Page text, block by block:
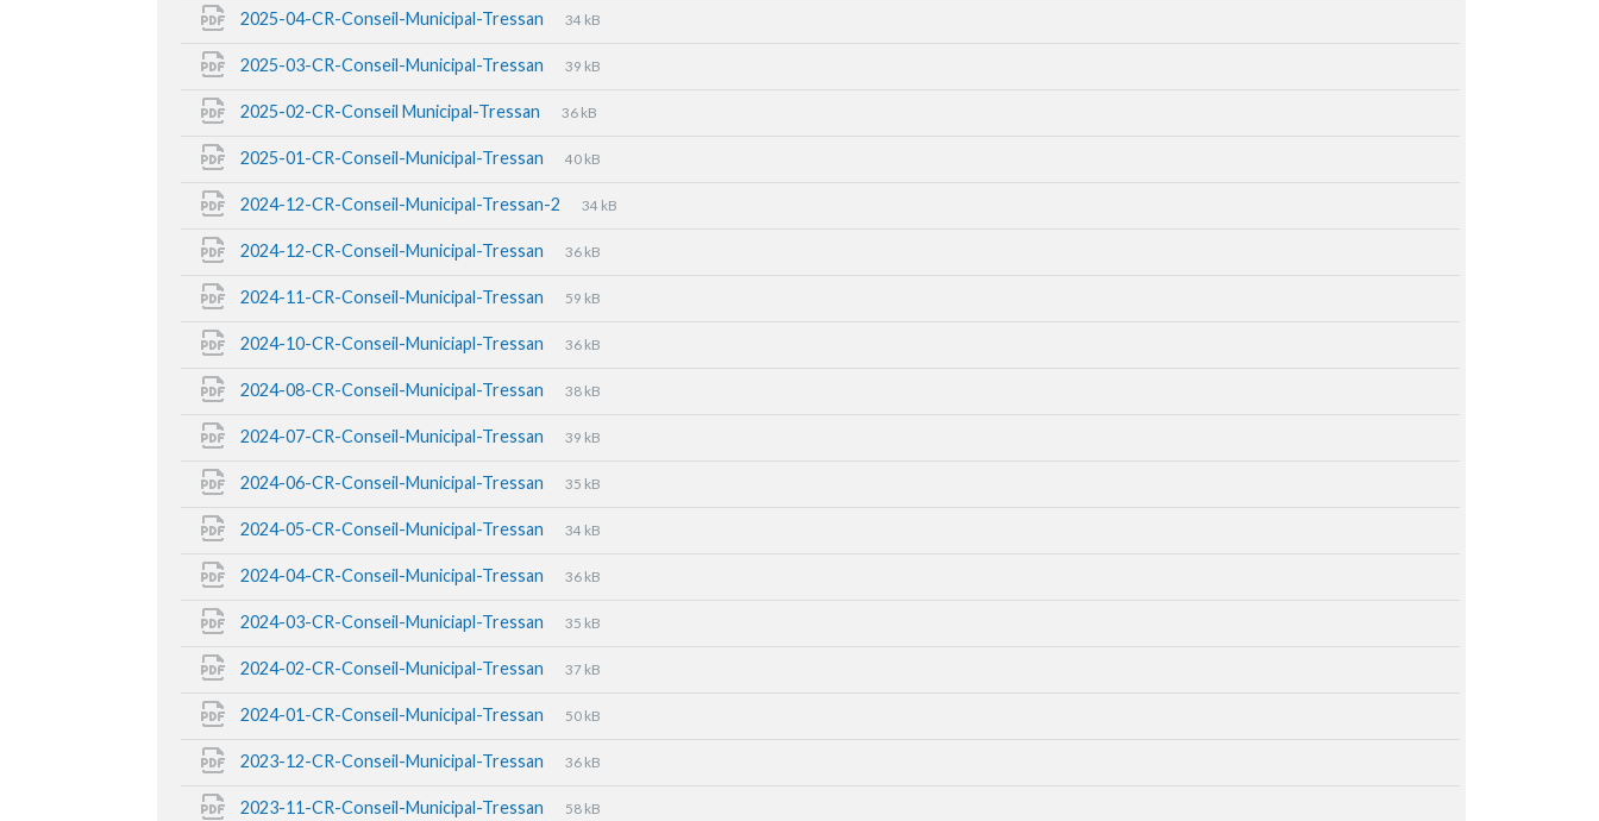
2025-04-CR-Conseil-Municipal-Tressan 34 kB
2025-03-CR-Conseil-Municipal-Tressan 39 kB
2025-02-CR-Conseil Municipal-Tressan 36 kB
2025-01-CR-Conseil-Municipal-Tressan 40 kB
2024-12-CR-Conseil-Municipal-Tressan-2 34 kB
2024-12-CR-Conseil-Municipal-Tressan 36 kB
2024-11-CR-Conseil-Municipal-Tressan 59 kB
2024-10-CR-Conseil-Municiapl-Tressan 36 kB
2024-08-CR-Conseil-Municipal-Tressan 38 kB
2024-07-CR-Conseil-Municipal-Tressan 39 kB
2024-06-CR-Conseil-Municipal-Tressan 35 kB
2024-05-CR-Conseil-Municipal-Tressan 34 kB
2024-04-CR-Conseil-Municipal-Tressan 36 kB
2024-03-CR-Conseil-Municiapl-Tressan 35 kB
2024-02-CR-Conseil-Municipal-Tressan 37 kB
2024-01-CR-Conseil-Municipal-Tressan 50 kB
2023-12-CR-Conseil-Municipal-Tressan 36 kB
2023-11-CR-Conseil-Municipal-Tressan 58 kB